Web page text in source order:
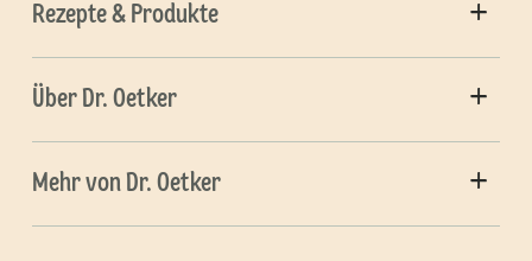
Rezepte & Produkte
Über Dr. Oetker
Mehr von Dr. Oetker